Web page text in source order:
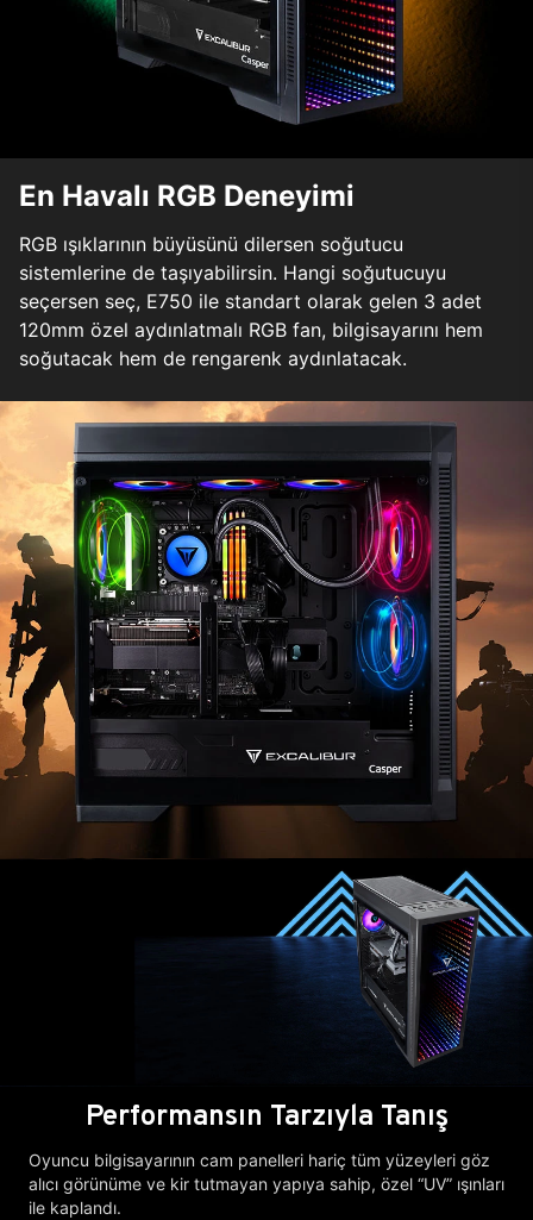
En Havalı RGB Deneyimi
RGB ışıklarının büyüsünü dilersen soğutucu
sistemlerine de taşıyabilirsin. Hangi soğutucuyu
seçersen seç, E750 ile standart olarak gelen 3 adet
120mm özel aydınlatmalı RGB fan, bilgisayarını hem
soğutacak hem de rengarenk aydınlatacak.
Performansın Tarzıyla Tanış
Oyuncu bilgisayarının cam panelleri hariç tüm yüzeyleri göz
alıcı görünüme ve kir tutmayan yapıya sahip, özel “UV” ışınları
ile kaplandı.